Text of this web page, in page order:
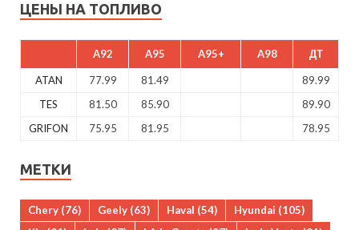
ЦЕНЫ НА ТОПЛИВО
A92 A95 A95+ A98 ДТ
ATAN 77.99 81.49
89.99
TES
81.50 85.90
89.90
GRIFON
75.95 81.95 78.95
МЕТКИ
Chery (76) Geely (63) Haval (54) Hyundai (105)